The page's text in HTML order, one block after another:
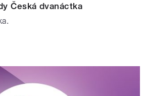
Česká dvanáctka